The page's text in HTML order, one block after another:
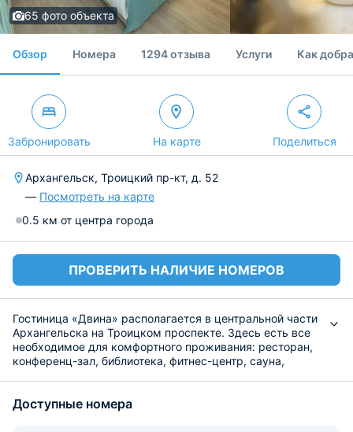
65 фото объекта
Обзор Номера 1294 отзыва Услуги Как
Забронировать На карте Поделиться
Архангельск, Троицкий пр-кт, д. 52
— Посмотреть на карте
0.5 км от центра города
ПРОВЕРИТЬ НАЛИЧИЕ НОМЕРОВ
Гостиница «Двина» располагается в центральной части
Архангельска на Троицком проспекте. Здесь есть все
необходимое для комфортного проживания: ресторан,
конференц-зал, библиотека, фитнес-центр, сауна,
интернету. Для автовладельцев предусмотрена
Доступные номера